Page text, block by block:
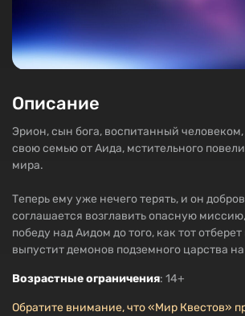
Описание
Эрион, сын бога, воспитанный
свою семью от Аида, мстительного
мира.
Теперь ему уже нечего терять, и он
соглашается возглавить опасную
победу над Аидом до того, как тот
выпустит демонов подземного царства
Возрастные ограничения: 14+
Обратите внимание, что «Мир Квестов»